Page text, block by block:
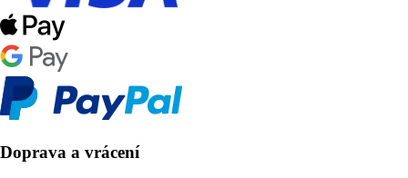
Doprava a vrácení